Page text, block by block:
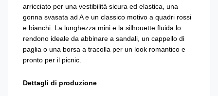
arricciato per una vestibilità sicura ed elastica, una
gonna svasata ad A e un classico motivo a quadri rossi
e bianchi. La lunghezza mini e la silhouette fluida lo
rendono ideale da abbinare a sandali, un cappello di
paglia o una borsa a tracolla per un look romantico e
pronto per il picnic.
Dettagli di produzione